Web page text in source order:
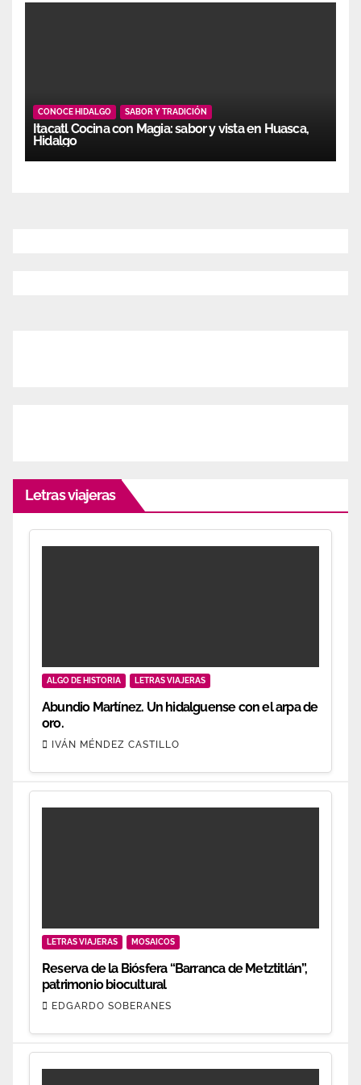
CONOCE HIDALGO SABOR Y TRADICIÓN
Itacatl Cocina con Magia: sabor y vista en Huasca,
Hidalgo
Letras viajeras
ALGO DE HISTORIA LETRAS VIAJERAS
Abundio Martínez. Un hidalguense con el arpa de
oro.
IVÁN MÉNDEZ CASTILLO
LETRAS VIAJERAS MOSAICOS
Reserva de la Biósfera “Barranca de Metztitlán”,
patrimonio biocultural
EDGARDO SOBERANES